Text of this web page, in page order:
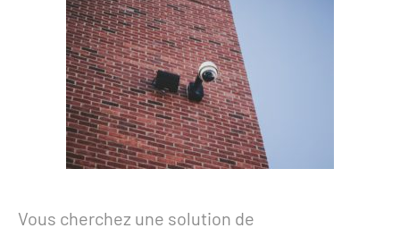
Vous cherchez une solution de